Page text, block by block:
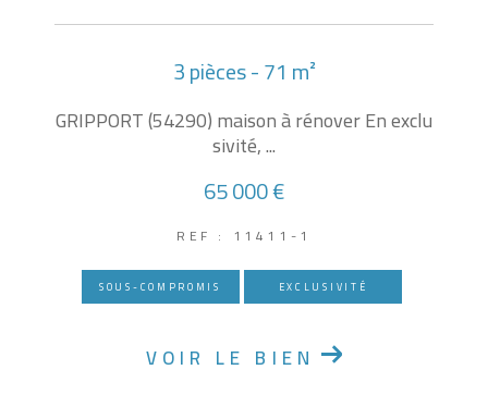
3 pièces - 71 m²
GRIPPORT (54290) maison à rénover En exclu
sivité, ...
65 000 €
REF : 11411-1
SOUS-COMPROMIS EXCLUSIVITÉ
VOIR LE BIEN